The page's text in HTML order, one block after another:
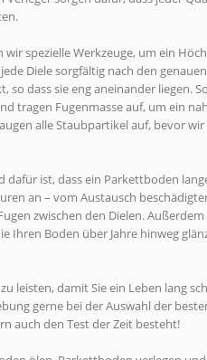
spezielle Werkzeuge, um ein
Diele sorgfältig nach den
so dass sie eng aneinander liegen.
tragen Fugenmasse auf, um ein
alle Staubpartikel auf, bevor
dafür ist, dass ein Parkettboden
an – vom Austausch
zwischen den Dielen.
Ihren Boden über Jahre hinweg
leisten, damit Sie ein Leben lang
gerne bei der Auswahl der
auch den Test der Zeit besteht!